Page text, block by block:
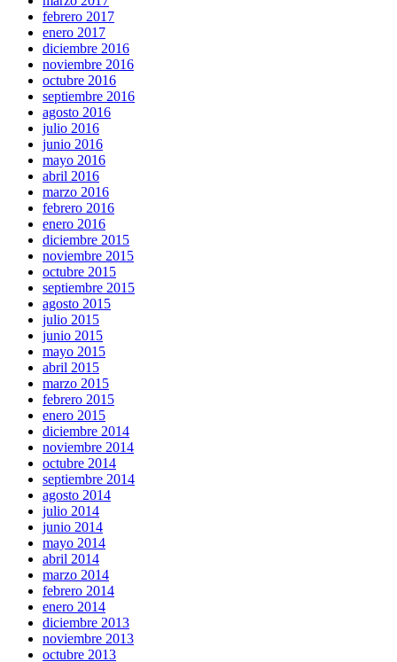
febrero 2017
enero 2017
diciembre 2016
noviembre 2016
octubre 2016
septiembre 2016
agosto 2016
julio 2016
junio 2016
mayo 2016
abril 2016
marzo 2016
febrero 2016
enero 2016
diciembre 2015
noviembre 2015
octubre 2015
septiembre 2015
agosto 2015
julio 2015
junio 2015
mayo 2015
abril 2015
marzo 2015
febrero 2015
enero 2015
diciembre 2014
noviembre 2014
octubre 2014
septiembre 2014
agosto 2014
julio 2014
junio 2014
mayo 2014
abril 2014
marzo 2014
febrero 2014
enero 2014
diciembre 2013
noviembre 2013
octubre 2013